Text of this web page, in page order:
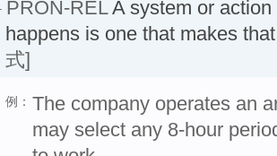
PRON-RELA system or action
happens is one that makes
式]
例： The company operates an
may select any 8-hour